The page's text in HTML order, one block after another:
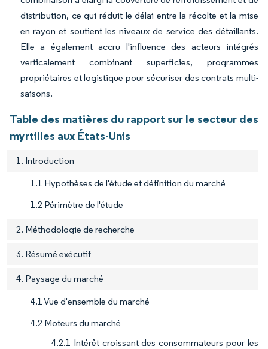
distribution, ce qui réduit le délai entre la récolte et la mise
en rayon et soutient les niveaux de service des détaillants.
Elle a également accru l'influence des acteurs intégrés
verticalement combinant superficies, programmes
propriétaires et logistique pour sécuriser des contrats multi-
saisons.
Table des matières du rapport sur le secteur des
myrtilles aux États-Unis
1. Introduction
1.1 Hypothèses de l'étude et définition du marché
1.2 Périmètre de l'étude
2. Méthodologie de recherche
3. Résumé exécutif
4. Paysage du marché
4.1 Vue d'ensemble du marché
4.2 Moteurs du marché
4.2.1 Intérêt croissant des consommateurs pour les